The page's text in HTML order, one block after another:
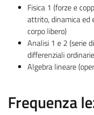
Fisica 1 (forze e
attrito, dinamica ed
corpo libero)
Analisi 1 e 2 (serie
differenziali
Algebra lineare
Frequenza